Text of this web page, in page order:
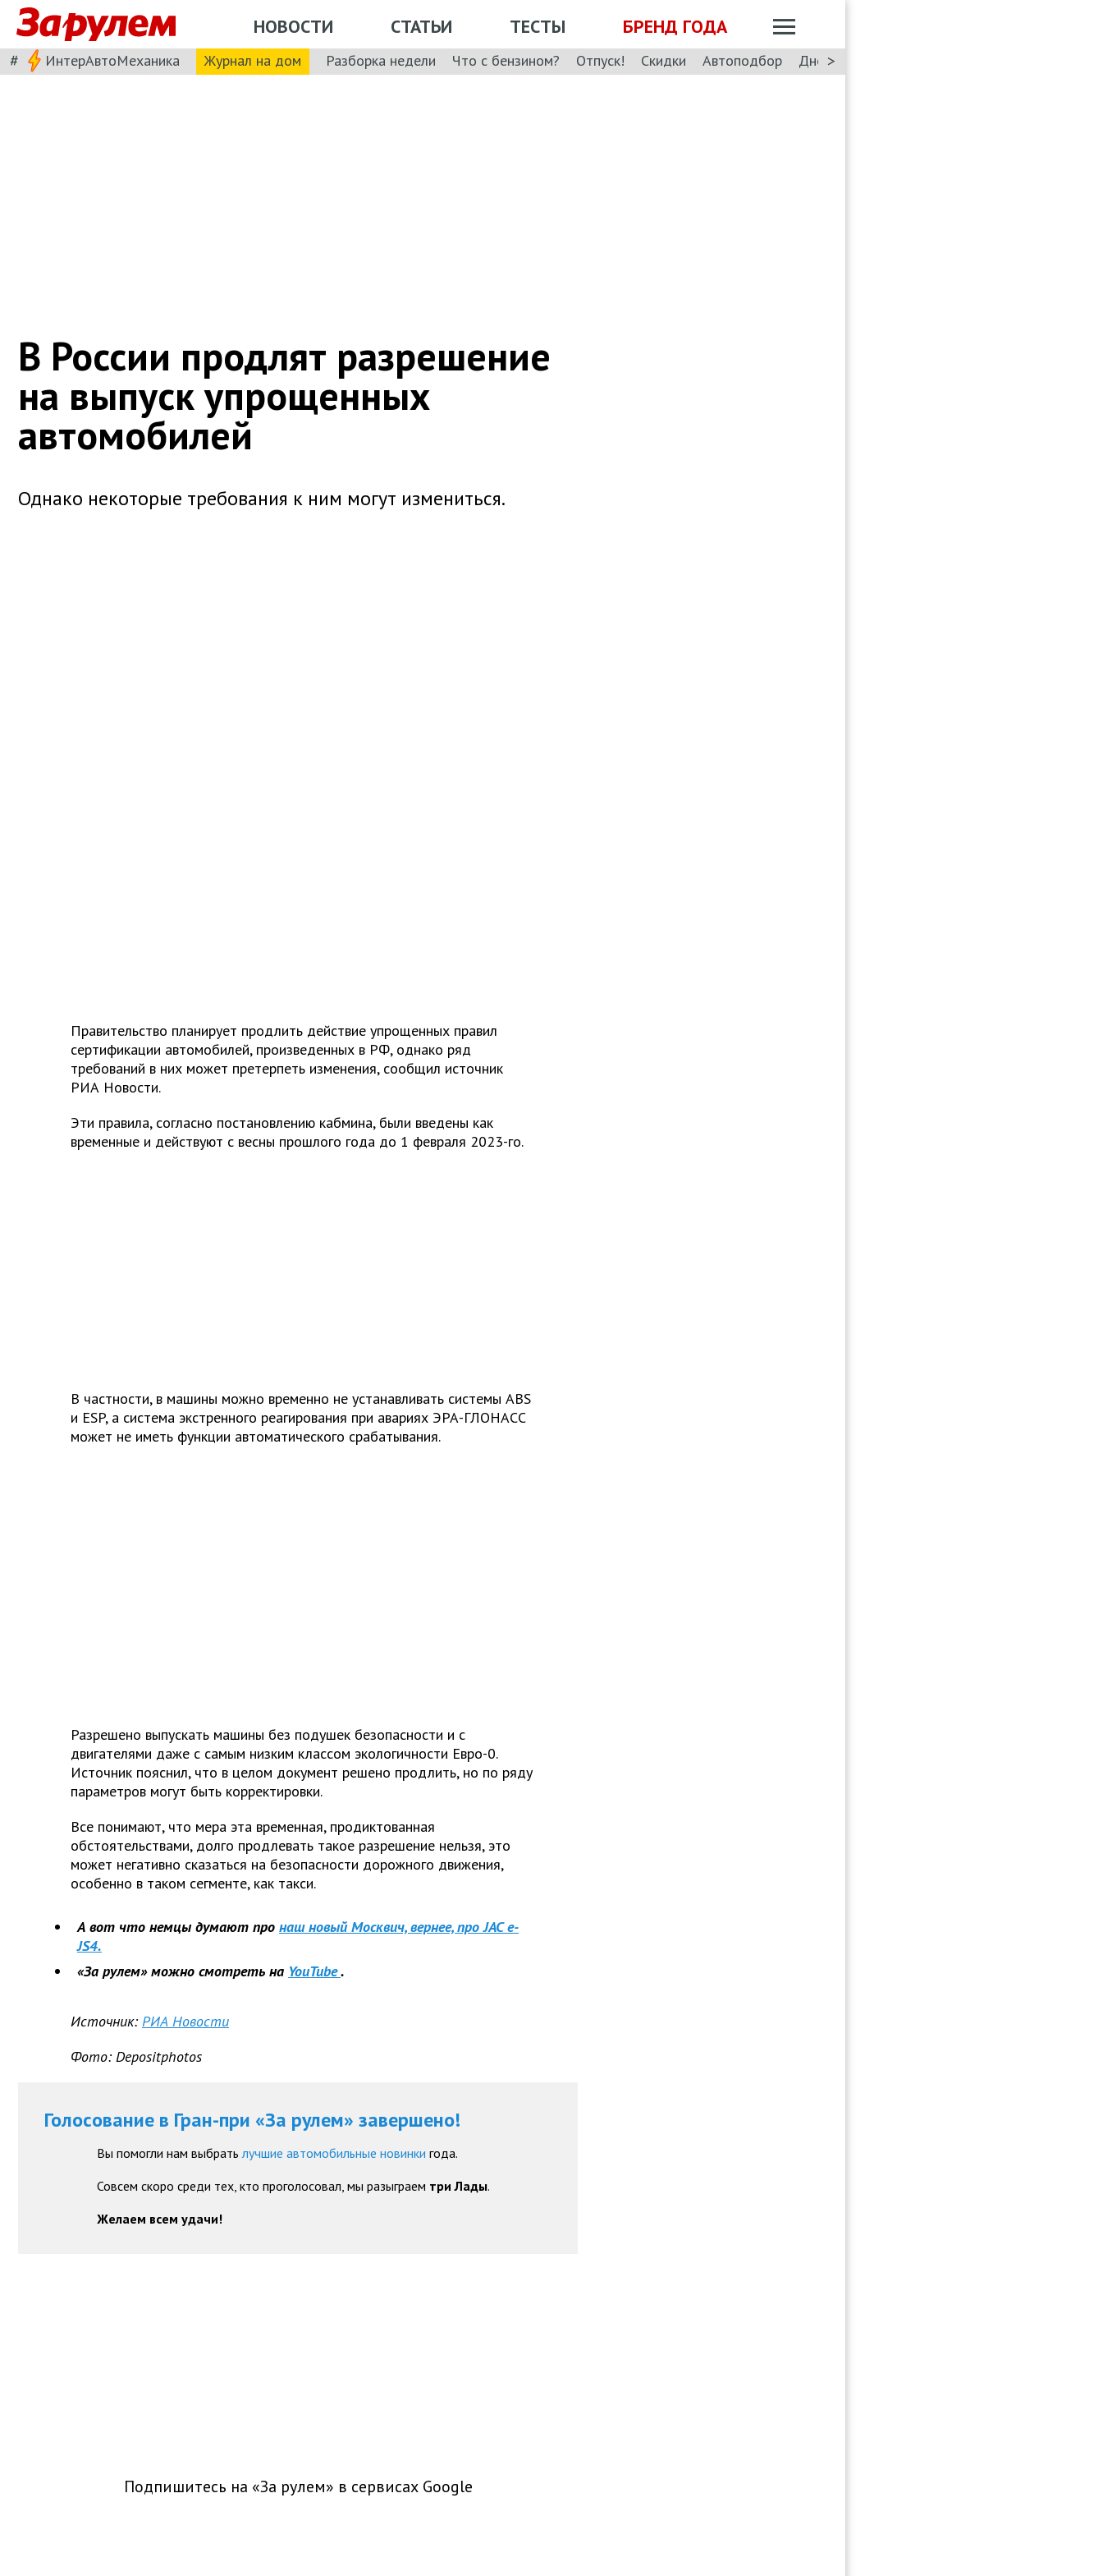
НОВОСТИ СТАТЬИ ТЕСТЫ БРЕНД ГОДА
# ИнтерАвтоМеханика Журнал на дом Разборка недели Что с бензином? Отпуск! Скидки Автоподбор Дневник: Лада Искра
>
В России продлят разрешение
на выпуск упрощенных
автомобилей
Однако некоторые требования к ним могут измениться.
Правительство планирует продлить действие упрощенных правил
сертификации автомобилей, произведенных в РФ, однако ряд
требований в них может претерпеть изменения, сообщил источник
РИА Новости.
Эти правила, согласно постановлению кабмина, были введены как
временные и действуют с весны прошлого года до 1 февраля 2023-го.
В частности, в машины можно временно не устанавливать системы ABS
и ESP, а система экстренного реагирования при авариях ЭРА-ГЛОНАСС
может не иметь функции автоматического срабатывания.
Разрешено выпускать машины без подушек безопасности и с
двигателями даже с самым низким классом экологичности Евро-0.
Источник пояснил, что в целом документ решено продлить, но по ряду
параметров могут быть корректировки.
Все понимают, что мера эта временная, продиктованная
обстоятельствами, долго продлевать такое разрешение нельзя, это
может негативно сказаться на безопасности дорожного движения,
особенно в таком сегменте, как такси.
А вот что немцы думают про наш новый Москвич, вернее, про JAC e-
JS4.
«За рулем» можно смотреть на YouTube.
Источник: РИА Новости
Фото: Depositphotos
Голосование в Гран-при «За рулем» завершено!
Вы помогли нам выбрать лучшие автомобильные новинки года.
Совсем скоро среди тех, кто проголосовал, мы разыграем три Лады.
Желаем всем удачи!
Подпишитесь на «За рулем» в сервисах Google